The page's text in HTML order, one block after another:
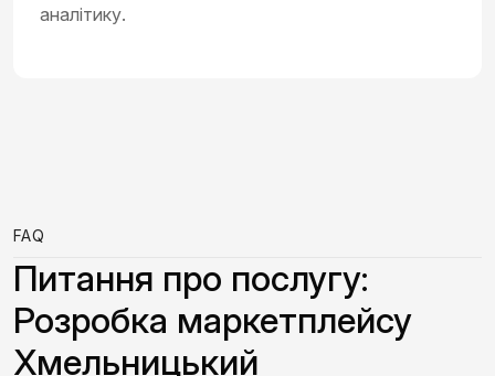
аналітику.
FAQ
Питання про послугу:
Розробка маркетплейсу
Хмельницький